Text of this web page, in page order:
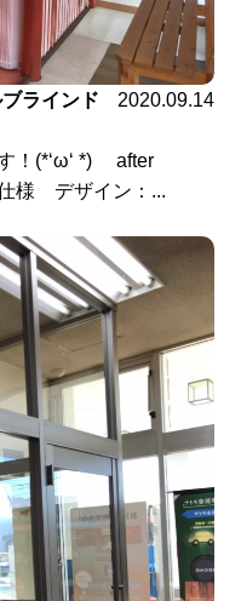
ラインド
2020.09.14
す！(*‘ω‘ *) after
様 デザイン：...